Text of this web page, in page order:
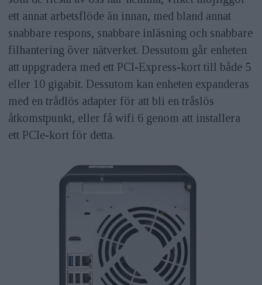
ett annat arbetsflöde än innan, med bland annat
snabbare respons, snabbare inläsning och snabbare
filhantering över nätverket. Dessutom går enheten
att uppgradera med ett PCI-Express-kort till både 5
eller 10 gigabit. Dessutom kan enheten expanderas
med en trådlös adapter för att bli en tråslös
åtkomstpunkt, eller få wifi 6 genom att installera
ett PCIe-kort för detta.